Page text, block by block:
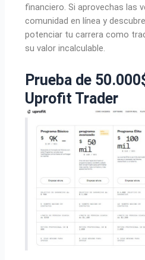
financiero. Si aprovechas las
comunidad en línea y
potenciar tu carrera como
su valor incalculable.
Prueba de
Uprofit Trader